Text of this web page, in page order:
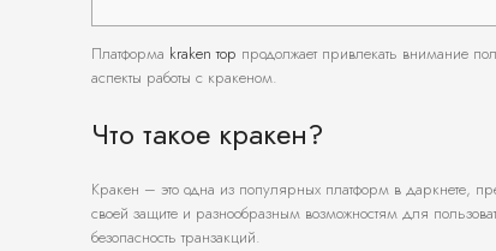
Платформа kraken тор продолжает привлекать внимание
аспекты работы с кракеном.
Что такое кракен?
Кракен – это одна из популярных платформ в даркнете,
своей защите и разнообразным возможностям для
безопасность транзакций.